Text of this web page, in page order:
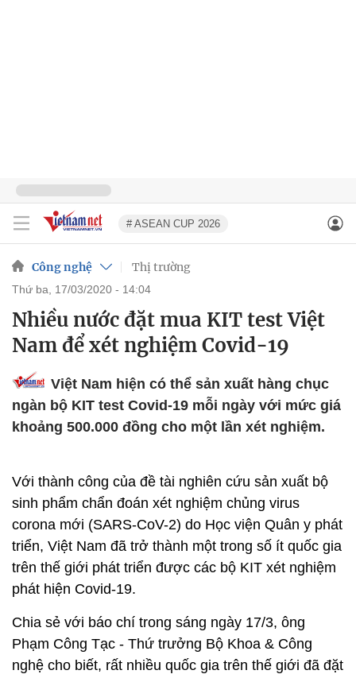
# ASEAN CUP 2026
Công nghệ Thị trường
thứ ba, 17/03/2020 - 14:04
Nhiều nước đặt mua KIT test Việt
Nam để xét nghiệm Covid-19
Việt Nam hiện có thể sản xuất hàng chục
ngàn bộ KIT test Covid-19 mỗi ngày với mức giá
khoảng 500.000 đồng cho một lần xét nghiệm.
Với thành công của đề tài nghiên cứu sản xuất bộ
sinh phẩm chẩn đoán xét nghiệm chủng virus
corona mới (SARS-CoV-2) do Học viện Quân y phát
triển, Việt Nam đã trở thành một trong số ít quốc gia
trên thế giới phát triển được các bộ KIT xét nghiệm
phát hiện Covid-19.
Chia sẻ với báo chí trong sáng ngày 17/3, ông
Phạm Công Tạc - Thứ trưởng Bộ Khoa & Công
nghệ cho biết, rất nhiều quốc gia trên thế giới đã đặt